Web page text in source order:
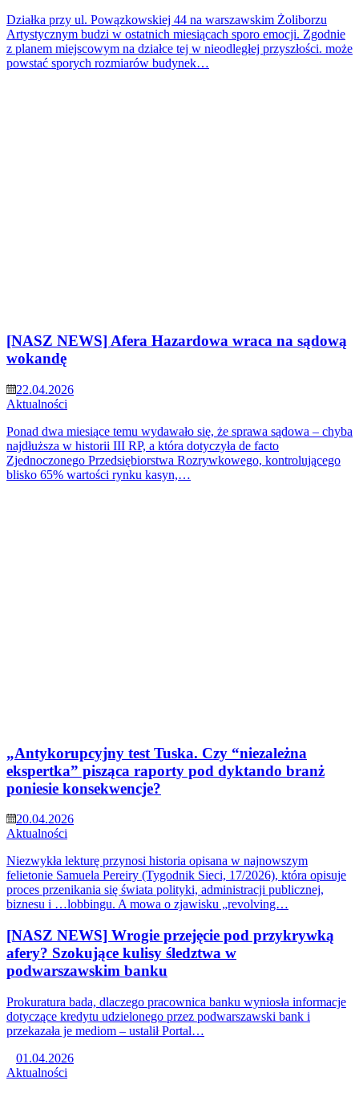
Działka przy ul. Powązkowskiej 44 na warszawskim Żoliborzu
Artystycznym budzi w ostatnich miesiącach sporo emocji. Zgodnie
z planem miejscowym na działce tej w nieodległej przyszłości. może
powstać sporych rozmiarów budynek…
[NASZ NEWS] Afera Hazardowa wraca na sądową
wokandę
22.04.2026
Aktualności
Ponad dwa miesiące temu wydawało się, że sprawa sądowa – chyba
najdłuższa w historii III RP, a która dotyczyła de facto
Zjednoczonego Przedsiębiorstwa Rozrywkowego, kontrolującego
blisko 65% wartości rynku kasyn,…
„Antykorupcyjny test Tuska. Czy “niezależna
ekspertka” pisząca raporty pod dyktando branż
poniesie konsekwencje?
20.04.2026
Aktualności
Niezwykła lekturę przynosi historia opisana w najnowszym
felietonie Samuela Pereiry (Tygodnik Sieci, 17/2026), która opisuje
proces przenikania się świata polityki, administracji publicznej,
biznesu i …lobbingu. A mowa o zjawisku „revolving…
[NASZ NEWS] Wrogie przejęcie pod przykrywką
afery? Szokujące kulisy śledztwa w
podwarszawskim banku
Prokuratura bada, dlaczego pracownica banku wyniosła informacje
dotyczące kredytu udzielonego przez podwarszawski bank i
przekazała je mediom – ustalił Portal…
01.04.2026
Aktualności